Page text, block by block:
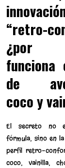
“retro-
¿por
funciona
de
coco y
El secreto no
fórmula, sino en la
perfil retro-
coco, vainilla,